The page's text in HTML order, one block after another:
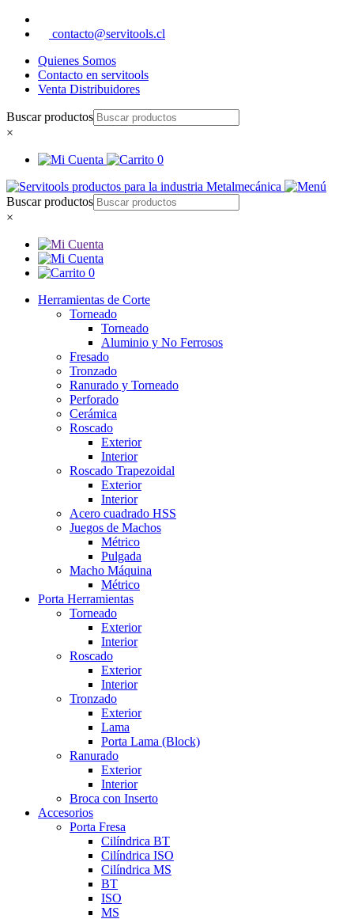
contacto@servitools.cl
Quienes Somos
Contacto en servitools
Venta Distribuidores
Buscar productos
×
0
Buscar productos
×
0
Herramientas de Corte
Torneado
Torneado
Aluminio y No Ferrosos
Fresado
Tronzado
Ranurado y Torneado
Perforado
Cerámica
Roscado
Exterior
Interior
Roscado Trapezoidal
Exterior
Interior
Acero cuadrado HSS
Juegos de Machos
Métrico
Pulgada
Macho Máquina
Métrico
Porta Herramientas
Torneado
Exterior
Interior
Roscado
Exterior
Interior
Tronzado
Exterior
Lama
Porta Lama (Block)
Ranurado
Exterior
Interior
Broca con Inserto
Accesorios
Porta Fresa
Cilíndrica BT
Cilíndrica ISO
Cilíndrica MS
BT
ISO
MS